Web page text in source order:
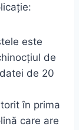
este
de
de 20
în prima
care are